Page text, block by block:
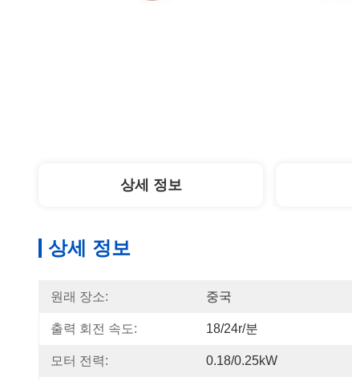
상세 정보
상세 정보
원래 장소: 중국
출력 회전 속도: 18/24r/분
모터 전력: 0.18/0.25kW